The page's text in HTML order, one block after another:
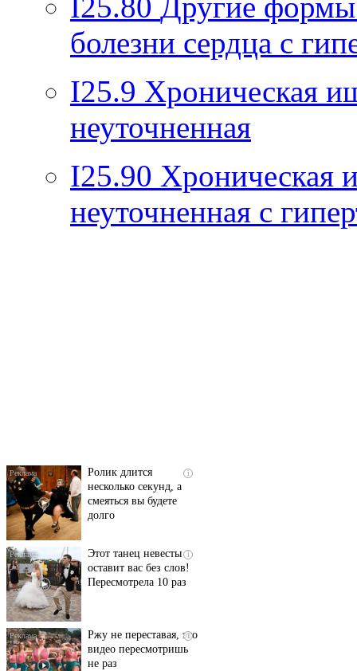
болезни сердца с
I25.9 Хроническая
неуточненная
I25.90 Хроническая
неуточненная с
i
Ролик длится
несколько секунд, а
смеяться вы будете
долго
i
Этот танец невесты
оставит вас без слов!
Пересмотрела 10 раз
i
Ржу не переставая, это
видео пересмотришь
не раз